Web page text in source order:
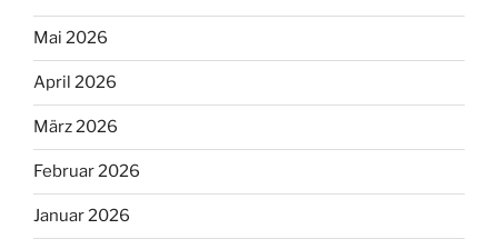
Mai 2026
April 2026
März 2026
Februar 2026
Januar 2026